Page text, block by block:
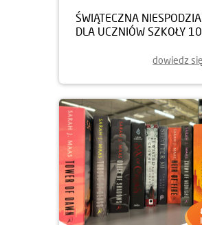
ŚWIĄTECZNA
DLA UCZNIÓW SZKOŁY
dowiedz